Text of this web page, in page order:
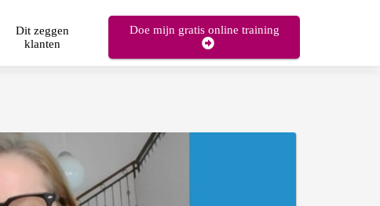
Dit zeggen
klanten
Doe mijn gratis online training